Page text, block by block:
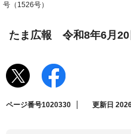
号（1526号）
たま広報 令和8年6月20
ページ番号1020330 更新日